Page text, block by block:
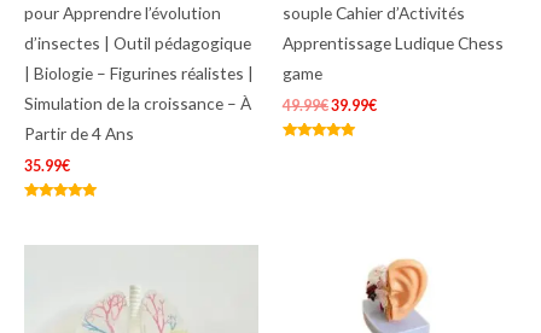
pour Apprendre l’évolution
d’insectes | Outil pédagogique
| Biologie – Figurines réalistes |
Simulation de la croissance – À
Partir de 4 Ans
35.99€
souple Cahier d’Activités
Apprentissage Ludique Chess
game
49.99€39.99€